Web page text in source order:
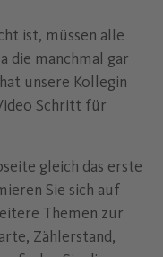
ist, müssen alle
die manchmal gar
unsere Kollegin
Schritt für
gleich das erste
Sie sich auf
Themen zur
Zählerstand,